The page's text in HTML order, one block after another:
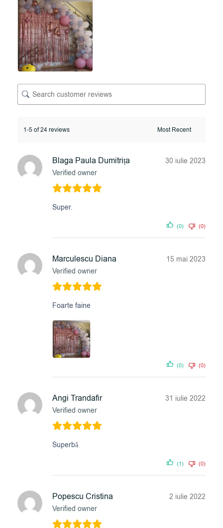
1-5 of 24 reviews
Blaga Paula Dumitrița
Verified owner
30 iulie 2023
Super.
(0) (0)
Marculescu Diana
Verified owner
15 mai 2023
Foarte faine
(0) (0)
Angi Trandafir
Verified owner
31 iulie 2022
Superbă
(1) (0)
Popescu Cristina
Verified owner
2 iulie 2022